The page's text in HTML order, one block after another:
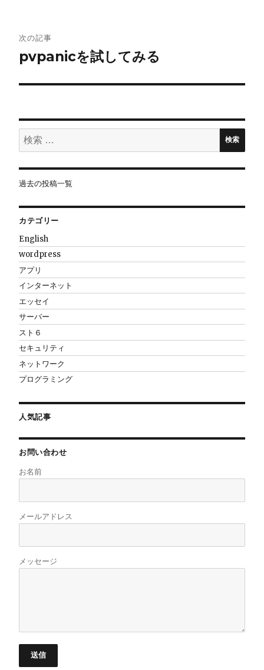
ゲ
ー
シ
ョ
ン
次の記事
pvpanicを試してみる
検
索:
検索
過去の投稿一覧
カテゴリー
English
wordpress
アプリ
インターネット
エッセイ
サーバー
スト６
セキュリティ
ネットワーク
プログラミング
人気記事
お問い合わせ
お名前
メールアドレス
メッセージ
送信